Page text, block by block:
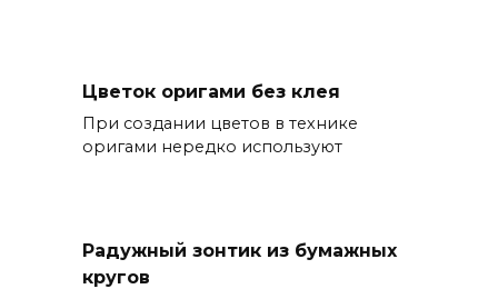
Цветок оригами без клея
При создании цветов в технике
оригами нередко используют
Радужный зонтик из бумажных
кругов